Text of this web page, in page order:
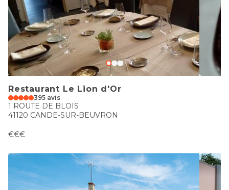
Restaurant Le Lion d'Or
395 avis
1 ROUTE DE BLOIS
41120 CANDE-SUR-BEUVRON
€€€